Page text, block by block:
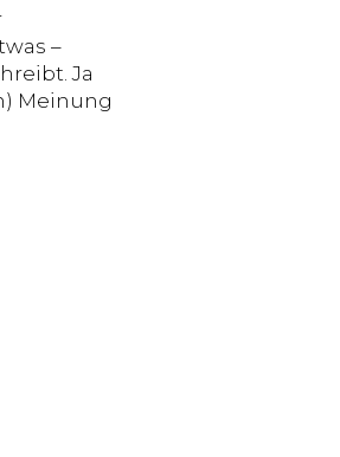
–
Ja
Meinung